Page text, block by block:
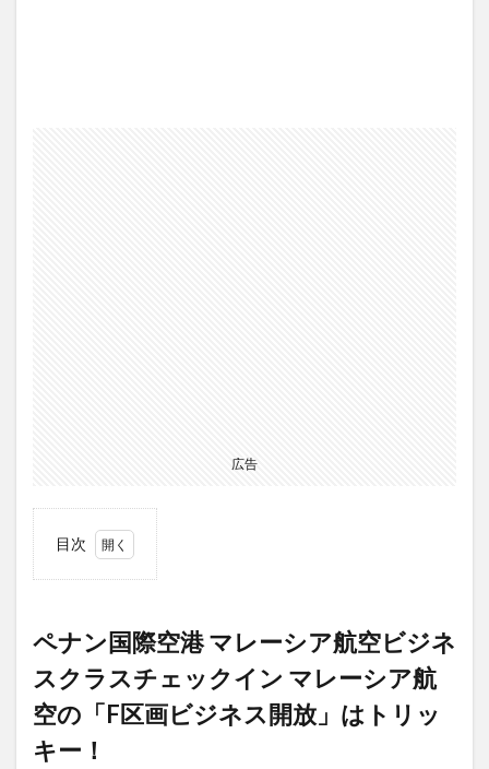
広告
目次
際空
マレ
ーシ
空ビ
ペナン国際空港 マレーシア航空ビジネ
スクラスチェックイン マレーシア航
空の「F区画ビジネス開放」はトリッ
キー！